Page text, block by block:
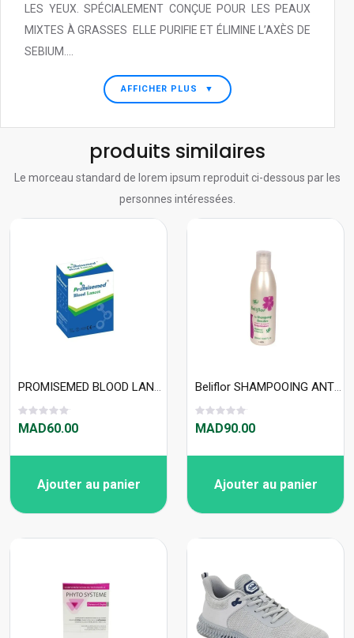
LES YEUX. SPÉCIALEMENT CONÇUE POUR LES PEAUX
MIXTES À GRASSES ELLE PURIFIE ET ÉLIMINE L’AXÈS DE
SEBIUM....
AFFICHER PLUS ▼
produits similaires
Le morceau standard de lorem ipsum reproduit ci-dessous par les
personnes intéressées.
PROMISEMED BLOOD LANCETTE 100
MAD60.00
Ajouter au panier
Beliflor SHAMPOOING ANTIPELLICULAIRE 250ml
MAD90.00
Ajouter au panier